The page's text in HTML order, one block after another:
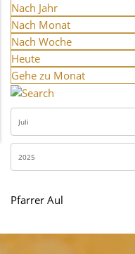
Nach Jahr
Nach Monat
Nach Woche
Heute
Gehe zu Monat
Pfarrer Aul